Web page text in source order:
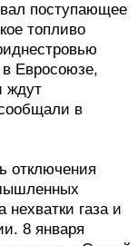
поступающее
топливо
в Евросоюзе,
ждут
в
отключения
газа и
8 января